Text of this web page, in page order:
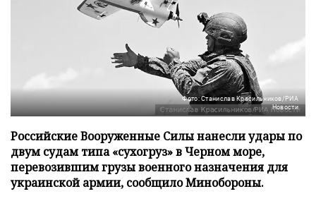
Фото: Станислав Красильников/РИА
Новости
Российские Вооруженные Силы нанесли удары по
двум судам типа «сухогруз» в Черном море,
перевозившим грузы военного назначения для
украинской армии, сообщило Минобороны.